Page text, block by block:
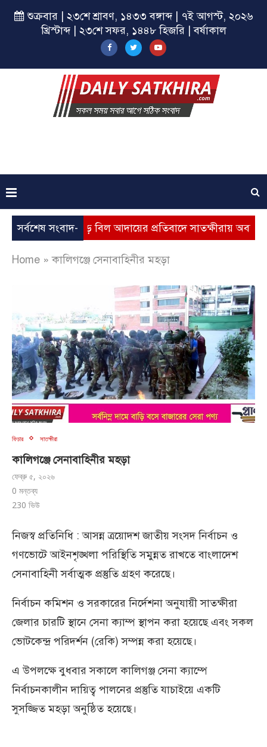
শুক্রবার | ২৩শে শ্রাবণ, ১৪৩৩ বঙ্গাব্দ | ৭ই আগস্ট, ২০২৬
খ্রিস্টাব্দ | ২৩শে সফর, ১৪৪৮ হিজরি | বর্ষাকাল
সর্বশেষ সংবাদ-
ভূতুড়ে বিল আদায়ের প্রতিবাদে সাতক্ষীরায় অবস্থান কর্মসূচি
Home »কালিগঞ্জে সেনাবাহিনীর মহড়া
ফিচার সাতক্ষীরা
কালিগঞ্জে সেনাবাহিনীর মহড়া
ফেব্রু ৫, ২০২৬
0 মন্তব্য
230 ভিউ
নিজস্ব প্রতিনিধি : আসন্ন ত্রয়োদশ জাতীয় সংসদ নির্বাচন ও
গণভোটে আইনশৃঙ্খলা পরিস্থিতি সমুন্নত রাখতে বাংলাদেশ
সেনাবাহিনী সর্বাত্মক প্রস্তুতি গ্রহণ করেছে।
নির্বাচন কমিশন ও সরকারের নির্দেশনা অনুযায়ী সাতক্ষীরা
জেলার চারটি স্থানে সেনা ক্যাম্প স্থাপন করা হয়েছে এবং সকল
ভোটকেন্দ্র পরিদর্শন (রেকি) সম্পন্ন করা হয়েছে।
এ উপলক্ষে বুধবার সকালে কালিগঞ্জ সেনা ক্যাম্পে
নির্বাচনকালীন দায়িত্ব পালনের প্রস্তুতি যাচাইয়ে একটি
সুসজ্জিত মহড়া অনুষ্ঠিত হয়েছে।